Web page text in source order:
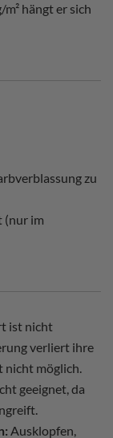
hängt er sich
zu
(nur im
ist nicht
verliert ihre
nicht möglich.
geeignet, da
Ausklopfen,